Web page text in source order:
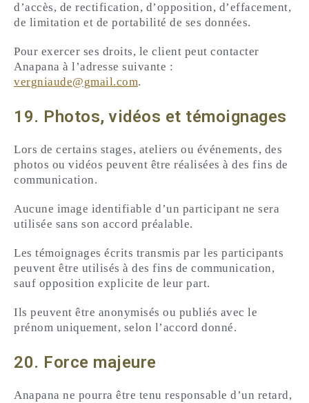
d’accès, de rectification, d’opposition, d’effacement,
de limitation et de portabilité de ses données.
Pour exercer ses droits, le client peut contacter
Anapana à l’adresse suivante :
vergniaude@gmail.com.
19. Photos, vidéos et témoignages
Lors de certains stages, ateliers ou événements, des
photos ou vidéos peuvent être réalisées à des fins de
communication.
Aucune image identifiable d’un participant ne sera
utilisée sans son accord préalable.
Les témoignages écrits transmis par les participants
peuvent être utilisés à des fins de communication,
sauf opposition explicite de leur part.
Ils peuvent être anonymisés ou publiés avec le
prénom uniquement, selon l’accord donné.
20. Force majeure
Anapana ne pourra être tenu responsable d’un retard,